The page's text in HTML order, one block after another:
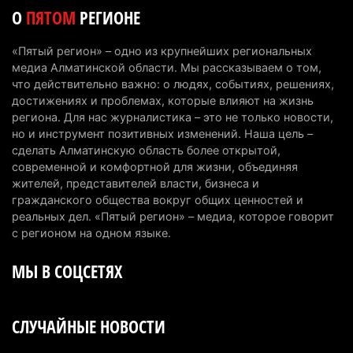
увидеть долги своего дома в квитанциях за свет
7 августа 2026 г. 06:28 269
В Алматинской области отменили приговор за
наркотики из-за того, что подсудимому не дали
последнее слово
6 августа 2026 г. 17:04
Проезд по БАКАД резко подорожал: в
Алматинской области начали действовать новые
6 августа 2026 г. 14:36
сборы в Алматинскую область
ОПЯТОМ РЕГИОНЕ
«Пятый регион» – одно из крупнейших региональных
медиа Алматинской области. Мы рассказываем о том,
что действительно важно: о людях, событиях, решениях,
достижениях и проблемах, которые влияют на жизнь
региона. Для нас журналистика – это не только новости,
но и инструмент позитивных изменений. Наша цель –
сделать Алматинскую область более открытой,
современной и комфортной для жизни, объединяя
жителей, представителей власти, бизнеса и
гражданского общества вокруг общих ценностей и
реальных дел. «Пятый регион» – медиа, которое говорит
с регионом на одном языке.
МЫ В СОЦСЕТЯХ
СЛУЧАЙНЫЕ НОВОСТИ